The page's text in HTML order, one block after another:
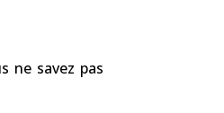
ne savez pas